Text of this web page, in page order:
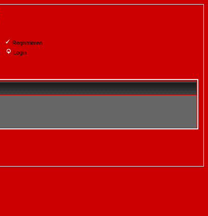
Registrieren
Login